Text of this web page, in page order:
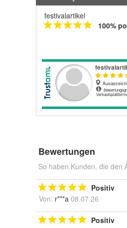
festivalartikel
100%
Bewertungen
So haben Kunden, die den
Positiv
Von: r***a 08.07.26
Positiv